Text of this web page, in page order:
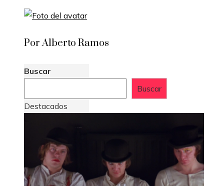
Por Alberto Ramos
Buscar
Buscar
Destacados